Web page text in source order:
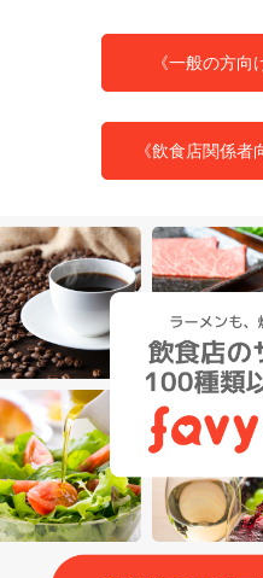
《一般の方向
《飲食店関係